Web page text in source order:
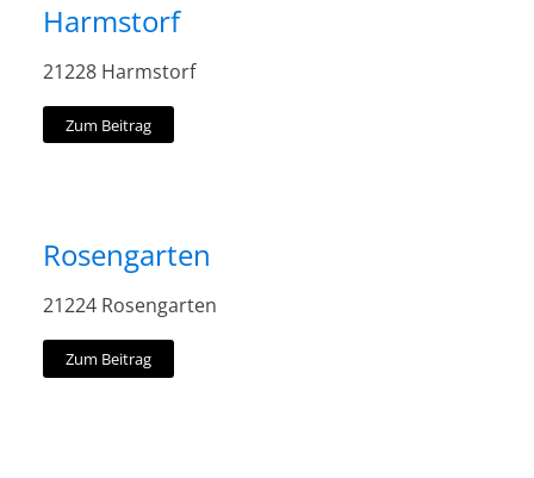
Harmstorf
21228 Harmstorf
Zum Beitrag
Rosengarten
21224 Rosengarten
Zum Beitrag